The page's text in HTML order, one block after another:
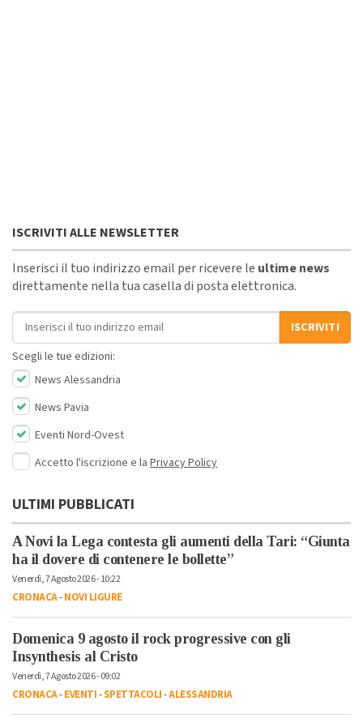
ISCRIVITI ALLE NEWSLETTER
Inserisci il tuo indirizzo email per ricevere le ultime news
direttamente nella tua casella di posta elettronica.
Indirizzo email
ISCRIVITI
Scegli le tue edizioni:
News Alessandria
News Pavia
Eventi Nord-Ovest
Accetto l'iscrizione e la Privacy Policy
ULTIMI PUBBLICATI
A Novi la Lega contesta gli aumenti della Tari: “Giunta
ha il dovere di contenere le bollette”
Venerdì, 7 Agosto 2026 - 10:22
CRONACA-NOVI LIGURE
Domenica 9 agosto il rock progressive con gli
Insynthesis al Cristo
Venerdì, 7 Agosto 2026 - 09:02
CRONACA-EVENTI-SPETTACOLI-ALESSANDRIA